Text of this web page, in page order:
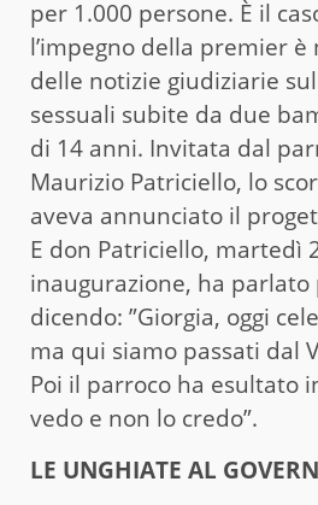
per 1.000 persone. È il
l’impegno della premier è
delle notizie giudiziarie
sessuali subite da due
di 14 anni. Invitata dal
Maurizio Patriciello, lo
aveva annunciato il
E don Patriciello, martedì
inaugurazione, ha
dicendo: ”Giorgia, oggi
ma qui siamo passati dal
Poi il parroco ha esultato
vedo e non lo credo”.
LE UNGHIATE AL